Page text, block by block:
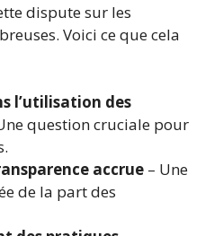
dispute sur les
Voici ce que cela
l’utilisation des
question cruciale pour
accrue – Une
de la part des